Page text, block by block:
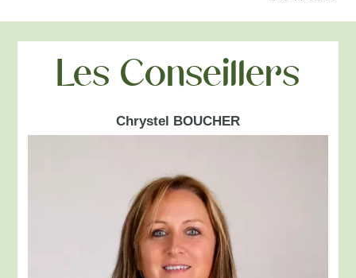
Les Conseillers
Chrystel BOUCHER